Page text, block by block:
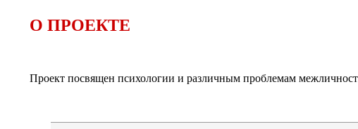
О ПРОЕКТЕ
Проект посвящен психологии и различным проблемам